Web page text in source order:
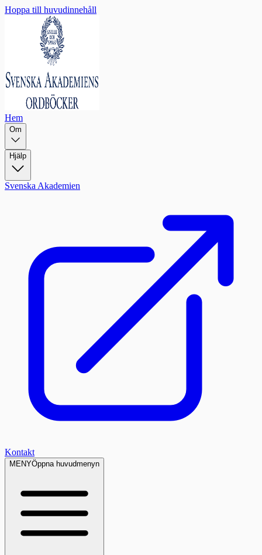
Hoppa till huvudinnehåll
Hem
Om
Hjälp
Svenska Akademien
Kontakt
MENYÖppna huvudmenyn